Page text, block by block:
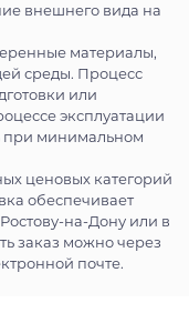
внешнего вида на
материалы,
среды. Процесс
или
эксплуатации
при минимальном
ценовых категорий
обеспечивает
на-Дону или в
заказ можно через
почте.